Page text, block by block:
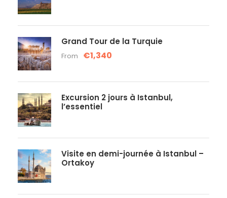
Grand Tour de la Turquie
From €1,340
Excursion 2 jours à Istanbul,
l’essentiel
Visite en demi-journée à Istanbul –
Ortakoy